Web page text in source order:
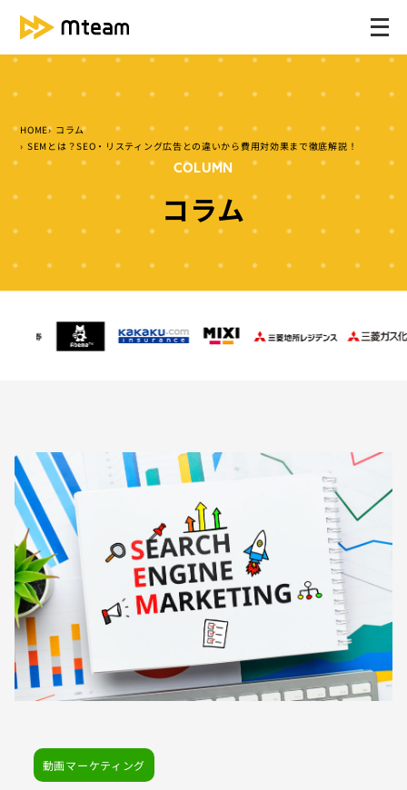
メ
HOME コラム
SEMとは？SEO・リスティング広告との違いから費用対効果まで徹底解説！
COLUMN
コラム
動画マーケティング